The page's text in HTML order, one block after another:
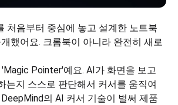
처음부터 중심에 놓고 설계한 노트북
했어요. 크롬북이 아니라 완전히 새로
Pointer'예요. AI가 화면을 보고
는지 스스로 판단해서 커서를 움직여
의 AI 커서 기술이 벌써 제품